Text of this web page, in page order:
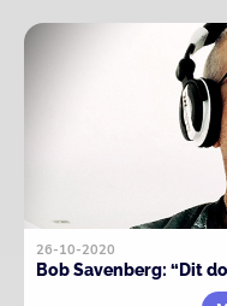
26-10-2020
Bob Savenberg: “Dit